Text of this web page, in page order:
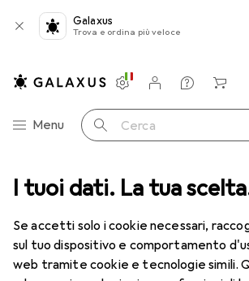
I tuoi dati. La tua
Se accetti solo i cookie necessari,
sul tuo dispositivo e comportamento
web tramite cookie e tecnologie simili.
Galaxus
Trova e ordina più veloce
Categoria Navigazione
Menu Cerca
Impostazioni
Conto cliente
Liste di confronto
Liste dei desideri
Carrello
Scanner Stampa Toner Xerox
Xerox006R01657
M